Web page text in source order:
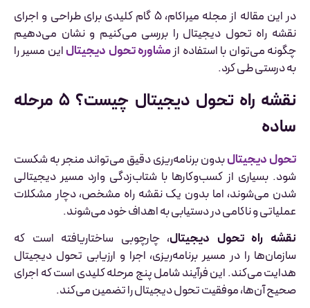
در این مقاله از مجله میراکام، ۵ گام کلیدی برای طراحی و اجرای
نقشه راه تحول دیجیتال را بررسی می‌کنیم و نشان می‌دهیم
چگونه می‌توان با استفاده ازمشاوره تحول دیجیتالاین مسیر را
به درستی طی کرد.
نقشه راه تحول دیجیتال چیست؟ ۵ مرحله
ساده
تحول دیجیتالبدون برنامه‌ریزی دقیق می‌تواند منجر به شکست
شود. بسیاری از کسب‌وکارها با شتاب‌زدگی وارد مسیر دیجیتالی
شدن می‌شوند، اما بدون یک نقشه راه مشخص، دچار مشکلات
عملیاتی و ناکامی در دستیابی به اهداف خود می‌شوند.
نقشه راه تحول دیجیتال، چارچوبی ساختاریافته است که
سازمان‌ها را در مسیر برنامه‌ریزی، اجرا و ارزیابی تحول دیجیتال
هدایت می‌کند. این فرآیند شامل پنج مرحله کلیدی است که اجرای
صحیح آن‌ها، موفقیت تحول دیجیتال را تضمین می‌کند.